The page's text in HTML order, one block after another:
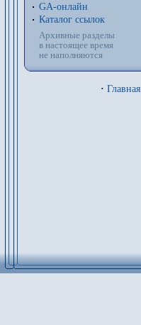
GA-онлайн
Каталог ссылок
Архивные разделы
в настоящее время
не наполняются
· Главная